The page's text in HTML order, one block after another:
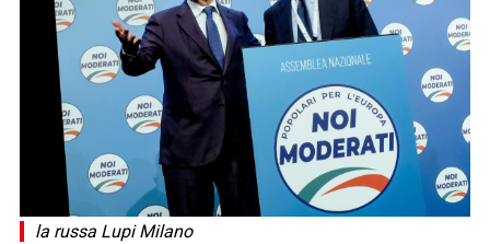
la russa Lupi Milano